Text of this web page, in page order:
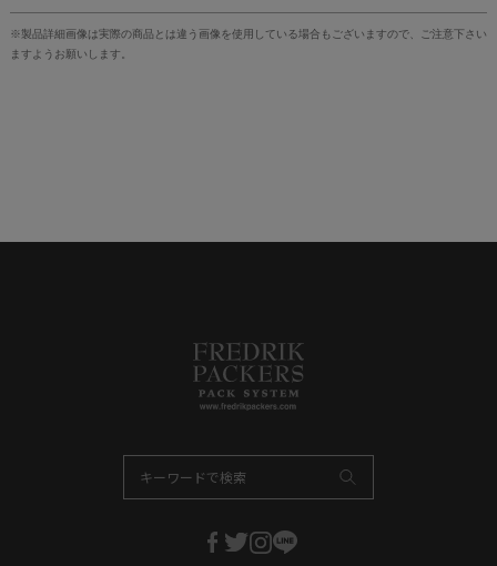
※製品詳細画像は実際の商品とは違う画像を使用している場合もございますので、ご注意下さい
ますようお願いします。